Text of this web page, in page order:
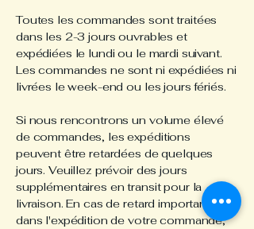
Toutes les commandes sont traitées
dans les 2-3 jours ouvrables et
expédiées le lundi ou le mardi suivant.
Les commandes ne sont ni expédiées ni
livrées le week-end ou les jours fériés.
Si nous rencontrons un volume élevé
de commandes, les expéditions
peuvent être retardées de quelques
jours. Veuillez prévoir des jours
supplémentaires en transit pour la
livraison. En cas de retard important
dans l'expédition de votre commande,